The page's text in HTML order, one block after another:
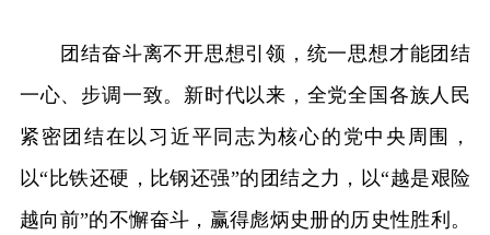
团结奋斗离不开思想引领，统一思想才能团结
一心、步调一致。新时代以来，全党全国各族人民
紧密团结在以习近平同志为核心的党中央周围，
以“比铁还硬，比钢还强”的团结之力，以“越是艰险
越向前”的不懈奋斗，赢得彪炳史册的历史性胜利。